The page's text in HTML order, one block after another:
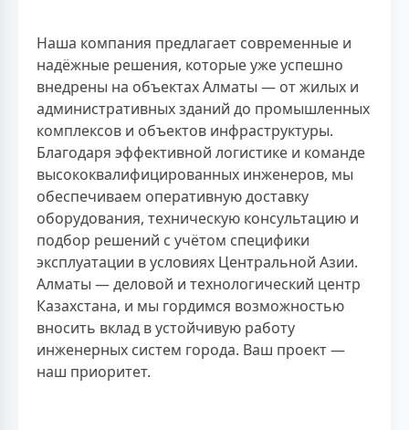
Наша компания предлагает современные и
надёжные решения, которые уже успешно
внедрены на объектах Алматы — от жилых и
административных зданий до промышленных
комплексов и объектов инфраструктуры.
Благодаря эффективной логистике и команде
высококвалифицированных инженеров, мы
обеспечиваем оперативную доставку
оборудования, техническую консультацию и
подбор решений с учётом специфики
эксплуатации в условиях Центральной Азии.
Алматы — деловой и технологический центр
Казахстана, и мы гордимся возможностью
вносить вклад в устойчивую работу
инженерных систем города. Ваш проект —
наш приоритет.